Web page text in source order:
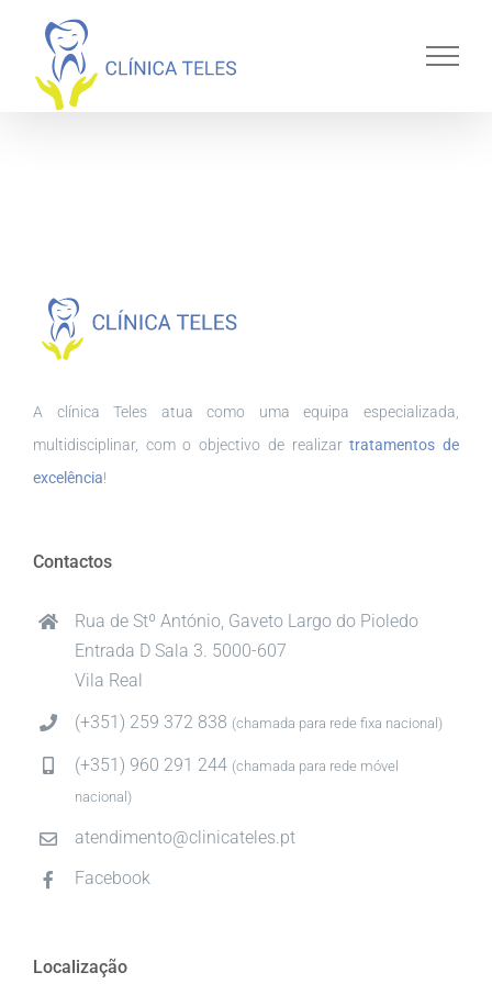
A clínica Teles atua como uma equipa especializada,
multidisciplinar, com o objectivo de realizartratamentos de
excelência!
Contactos
Rua de Stº António, Gaveto Largo do Pioledo
Entrada D Sala 3. 5000-607
Vila Real
(+351) 259 372 838 (chamada para rede fixa nacional)
(+351) 960 291 244 (chamada para rede móvel
nacional)
atendimento@clinicateles.pt
Facebook
Localização